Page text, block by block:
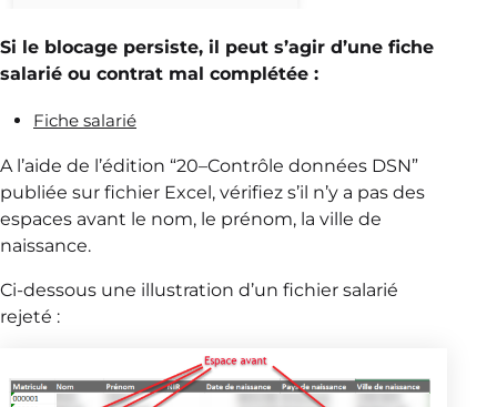
Si le blocage persiste, il peut s’agir d’une fiche
salarié ou contrat mal complétée :
Fiche salarié
A l’aide de l’édition “20–Contrôle données DSN”
publiée sur fichier Excel, vérifiez s’il n’y a pas des
espaces avant le nom, le prénom, la ville de
naissance.
Ci-dessous une illustration d’un fichier salarié
rejeté :